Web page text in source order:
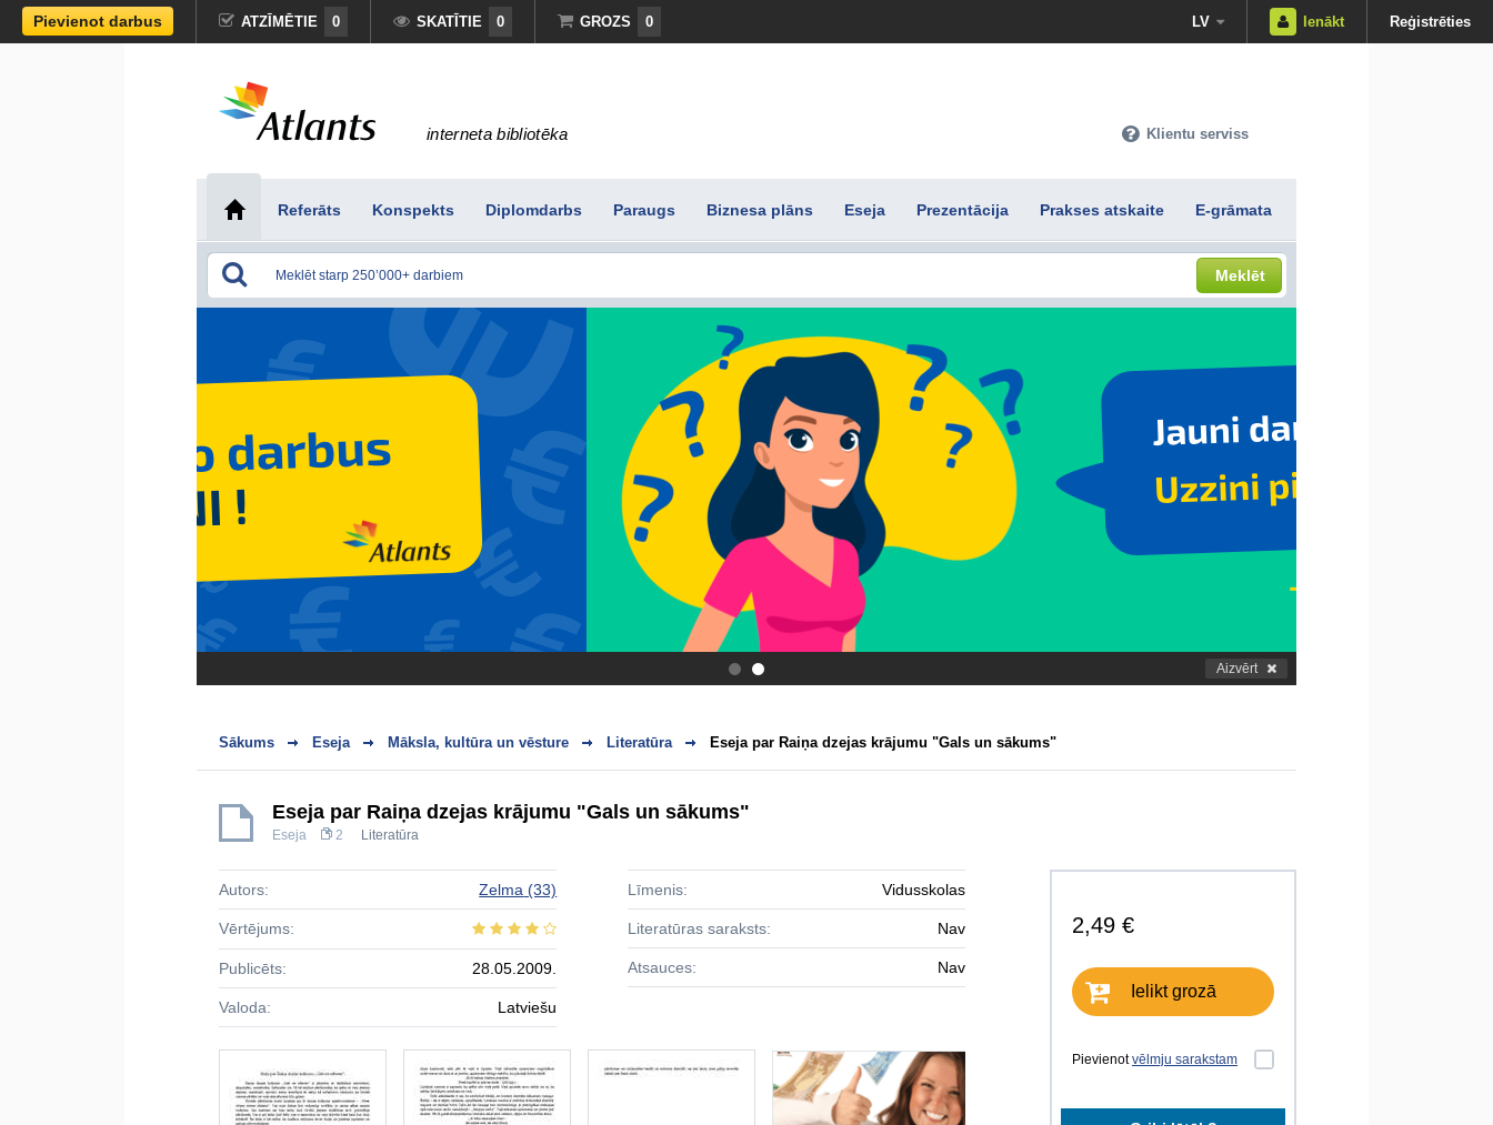
Pievienot darbus ATZĪMĒTIE 0 SKATĪTIE 0 GROZS 0 LV Ienākt Reģistrēties
interneta bibliotēka Klientu serviss
Referāts Konspekts Diplomdarbs Paraugs Biznesa plāns Eseja Prezentācija Prakses atskaite E-grāmata
Meklēt
. Aizvērt
Sākums Eseja Māksla, kultūra un vēsture Literatūra Eseja par Raiņa dzejas krājumu "Gals un sākums"
Eseja par Raiņa dzejas krājumu "Gals un sākums"
Eseja 2 Literatūra
2,49 €
Ielikt grozā
Pievienotvēlmju sarakstam
Autors: Zelma (33)
Vērtējums:
Publicēts: 28.05.2009.
Valoda: Latviešu
Līmenis: Vidusskolas
Literatūras saraksts: Nav
Atsauces: Nav